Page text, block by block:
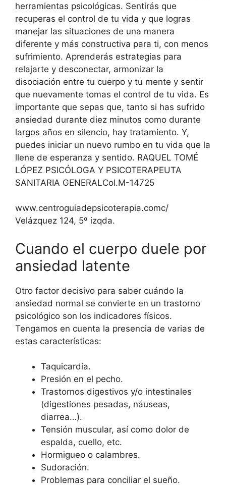
herramientas psicológicas. Sentirás que
recuperas el control de tu vida y que logras
manejar las situaciones de una manera
diferente y más constructiva para ti, con menos
sufrimiento. Aprenderás estrategias para
relajarte y desconectar, armonizar la
disociación entre tu cuerpo y tu mente y sentir
que nuevamente tomas el control de tu vida. Es
importante que sepas que, tanto si has sufrido
ansiedad durante diez minutos como durante
largos años en silencio, hay tratamiento. Y,
puedes iniciar un nuevo rumbo en tu vida que la
llene de esperanza y sentido. RAQUEL TOMÉ
LÓPEZ PSICÓLOGA Y PSICOTERAPEUTA
SANITARIA GENERALCol.M-14725
www.centroguiadepsicoterapia.comc/
Velázquez 124, 5º izqda.
Cuando el cuerpo duele por
ansiedad latente
Otro factor decisivo para saber cuándo la
ansiedad normal se convierte en un trastorno
psicológico son los indicadores físicos.
Tengamos en cuenta la presencia de varias de
estas características:
Taquicardia.
Presión en el pecho.
Trastornos digestivos y/o intestinales
(digestiones pesadas, náuseas,
diarrea…).
Tensión muscular, así como dolor de
espalda, cuello, etc.
Hormigueo o calambres.
Sudoración.
Problemas para conciliar el sueño.